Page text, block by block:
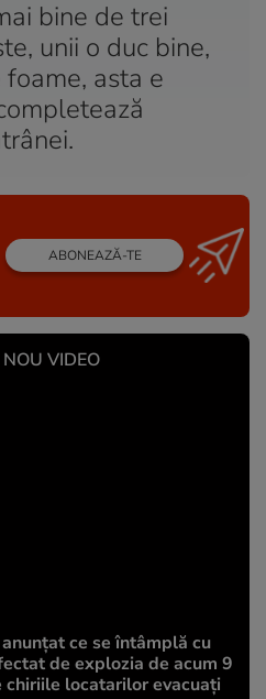
bine de trei
unii o duc bine,
asta e
ABONEAZĂ-TE
VIDEO
ce se întâmplă cu
de explozia de acum 9
locatarilor evacuați